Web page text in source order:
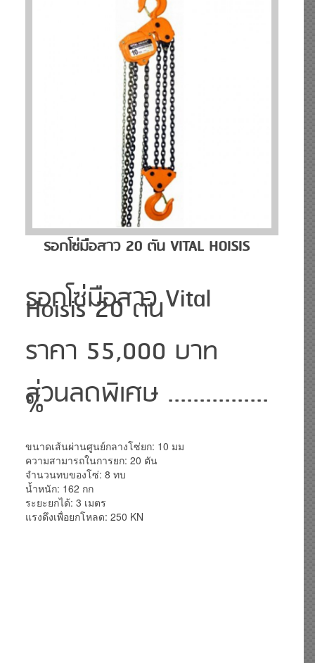
รอกโซ่มือสาว 20 ตัน VITAL HOISIS
รอกโซ่มือสาว Vital
Hoisis 20 ตัน
ราคา 55,000 บาท
ส่วนลดพิเศษ ................
%
ขนาดเส้นผ่านศูนย์กลางโซ่ยก: 10 มม
ความสามารถในการยก: 20 ตัน
จำนวนทบของโซ่: 8 ทบ
น้ำหนัก: 162 กก
ระยะยกได้: 3 เมตร
แรงดึงเพื่อยกโหลด: 250 KN